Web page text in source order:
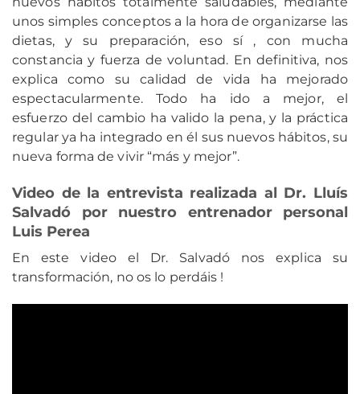
unos simples conceptos a la hora de organizarse las
dietas, y su preparación, eso sí , con mucha
constancia y fuerza de voluntad. En definitiva, nos
explica como su calidad de vida ha mejorado
espectacularmente. Todo ha ido a mejor, el
esfuerzo del cambio ha valido la pena, y la práctica
regular ya ha integrado en él sus nuevos hábitos, su
nueva forma de vivir “más y mejor”.
Video de la entrevista realizada al Dr. Lluís
Salvadó por nuestro entrenador personal
Luis Perea
En este video el Dr. Salvadó nos explica su
transformación, no os lo perdáis !